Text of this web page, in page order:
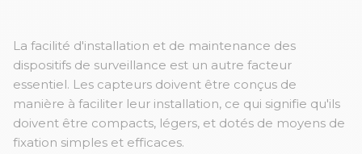
La facilité d'installation et de maintenance des
dispositifs de surveillance est un autre facteur
essentiel. Les capteurs doivent être conçus de
manière à faciliter leur installation, ce qui signifie qu'ils
doivent être compacts, légers, et dotés de moyens de
fixation simples et efficaces.